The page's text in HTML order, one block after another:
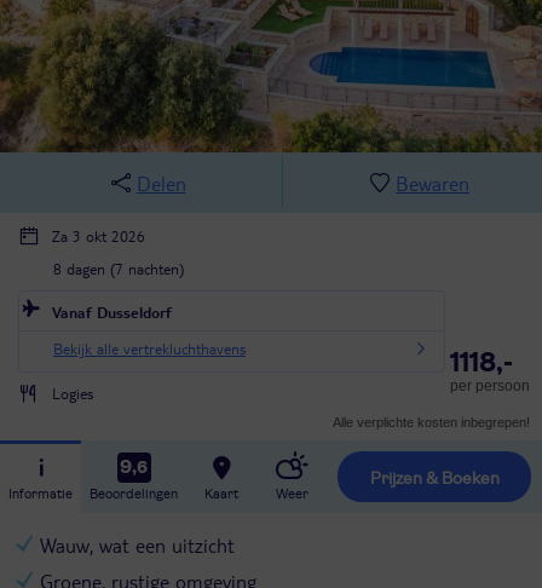
Delen Bewaren
Za 3 okt 2026
8 dagen (7 nachten)
Vanaf Dusseldorf
Bekijk alle vertrekluchthavens
Logies
1118,-
per persoon
Alle verplichte kosten inbegrepen!
Informatie
9,6
Beoordelingen Kaart Weer
Prijzen & Boeken
Wauw, wat een uitzicht
Groene, rustige omgeving